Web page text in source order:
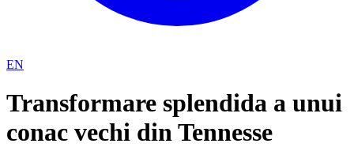
EN
Transformare splendida a unui
conac vechi din Tennesse